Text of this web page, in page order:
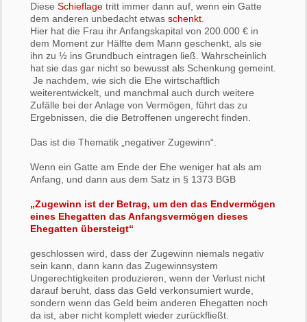
Diese Schieflage tritt immer dann auf, wenn ein Gatte
dem anderen unbedacht etwas schenkt
Hier hat die Frau ihr Anfangskapital von 200.000 € in
dem Moment zur Hälfte dem Mann geschenkt, als sie
ihn zu ½ ins Grundbuch eintragen ließ. Wahrscheinlich
hat sie das gar nicht so bewusst als Schenkung gemeint.
Je nachdem, wie sich die Ehe wirtschaftlich
weiterentwickelt, und manchmal auch durch weitere
Zufälle bei der Anlage von Vermögen, führt das zu
Ergebnissen, die die Betroffenen ungerecht finden.
Das ist die Thematik „negativer Zugewinn“.
Wenn ein Gatte am Ende der Ehe weniger hat als am
Anfang, und dann aus dem Satz in § 1373 BGB
„Zugewinn ist der Betrag, um den das Endvermögen
eines Ehegatten das Anfangsvermögen dieses
Ehegatten übersteigt“
geschlossen wird, dass der Zugewinn niemals negativ
sein kann, dann kann das Zugewinnsystem
Ungerechtigkeiten produzieren, wenn der Verlust nicht
darauf beruht, dass das Geld verkonsumiert wurde,
sondern wenn das Geld beim anderen Ehegatten noch
da ist, aber nicht komplett wieder zurückfließt.